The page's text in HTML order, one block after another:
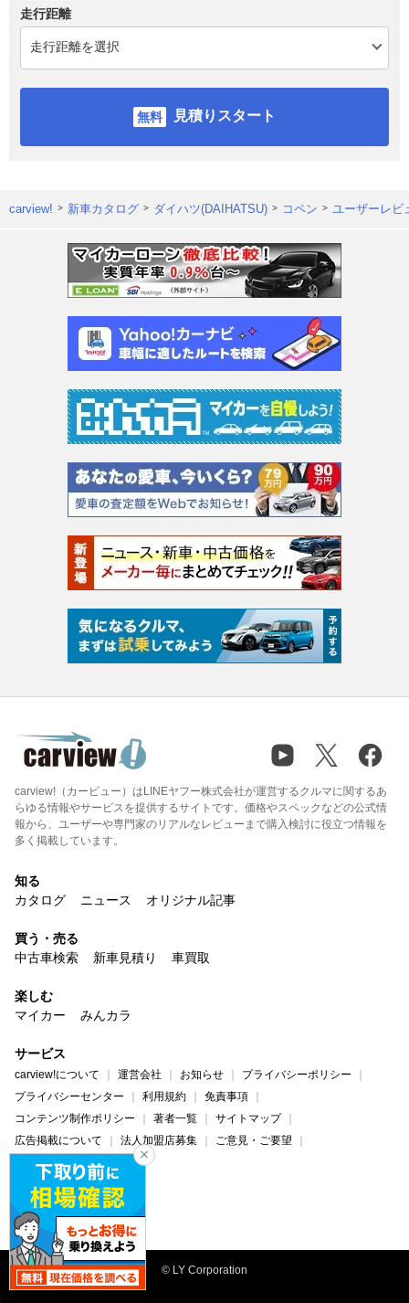
走行距離
見積りスタート
carview! 新車カタログ ダイハツ(DAIHATSU) コペン ユーザーレビ
carview!（カービュー）はLINEヤフー株式会社が運営するクルマに関するあ
らゆる情報やサービスを提供するサイトです。価格やスペックなどの公式情
報から、ユーザーや専門家のリアルなレビューまで購入検討に役立つ情報を
多く掲載しています。
知る
カタログ
ニュース オリジナル記事
買う・売る
中古車検索
新車見積り 車買取
楽しむ
マイカー
みんカラ
サービス
carview!について 運営会社 お知らせ
プライバシーポリシー
プライバシーセンター
利用規約
免責事項
コンテンツ制作ポリシー
著者一覧
サイトマップ
広告掲載について
法人加盟店募集
ご意見・ご要望
ヘルプ・お問い合わせ
carview! Yahoo! JAPAN
© LY Corporation